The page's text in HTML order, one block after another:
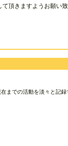
て頂きますようお願い
までの活動を淡々と記録